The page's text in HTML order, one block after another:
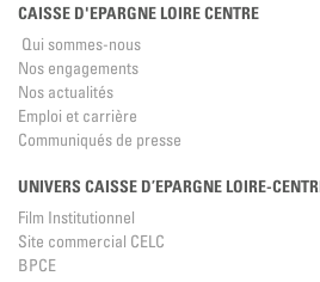
CAISSE D'EPARGNE LOIRE CENTRE
Qui sommes-nous
Nos engagements
Nos actualités
Emploi et carrière
Communiqués de presse
UNIVERS CAISSE D’EPARGNE LOIRE-
Film Institutionnel
Site commercial CELC
BPCE